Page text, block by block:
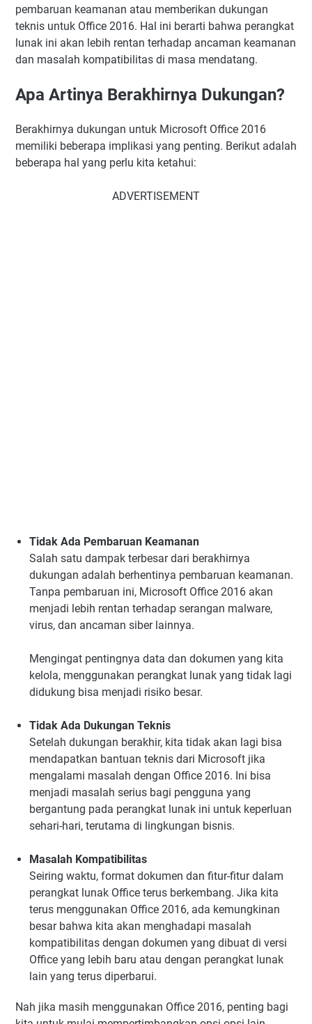
pembaruan keamanan atau memberikan dukungan
teknis untuk Office 2016. Hal ini berarti bahwa perangkat
lunak ini akan lebih rentan terhadap ancaman keamanan
dan masalah kompatibilitas di masa mendatang.
Apa Artinya Berakhirnya Dukungan?
Berakhirnya dukungan untuk Microsoft Office 2016
memiliki beberapa implikasi yang penting. Berikut adalah
beberapa hal yang perlu kita ketahui:
ADVERTISEMENT
Tidak Ada Pembaruan Keamanan
Salah satu dampak terbesar dari berakhirnya
dukungan adalah berhentinya pembaruan keamanan.
Tanpa pembaruan ini, Microsoft Office 2016 akan
menjadi lebih rentan terhadap serangan malware,
virus, dan ancaman siber lainnya.
Mengingat pentingnya data dan dokumen yang kita
kelola, menggunakan perangkat lunak yang tidak lagi
didukung bisa menjadi risiko besar.
Tidak Ada Dukungan Teknis
Setelah dukungan berakhir, kita tidak akan lagi bisa
mendapatkan bantuan teknis dari Microsoft jika
mengalami masalah dengan Office 2016. Ini bisa
menjadi masalah serius bagi pengguna yang
bergantung pada perangkat lunak ini untuk keperluan
sehari-hari, terutama di lingkungan bisnis.
Masalah Kompatibilitas
Seiring waktu, format dokumen dan fitur-fitur dalam
perangkat lunak Office terus berkembang. Jika kita
terus menggunakan Office 2016, ada kemungkinan
besar bahwa kita akan menghadapi masalah
kompatibilitas dengan dokumen yang dibuat di versi
Office yang lebih baru atau dengan perangkat lunak
lain yang terus diperbarui.
Nah jika masih menggunakan Office 2016, penting bagi